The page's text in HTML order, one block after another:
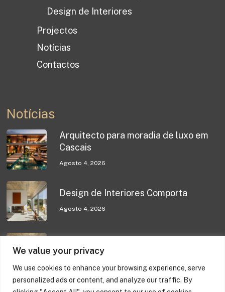
We value your privacy
We use cookies to enhance your browsing experience, serve
personalized ads or content, and analyze our traffic. By
Design de Interiores
Projectos
Notícias
Contactos
Notícias
Arquitecto para moradia de luxo em
Cascais
Agosto 4, 2026
Design de Interiores Comporta
Agosto 4, 2026
Design de Interiores Comporta